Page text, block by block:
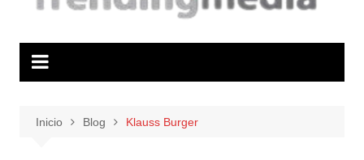
Inicio Blog Klauss Burger